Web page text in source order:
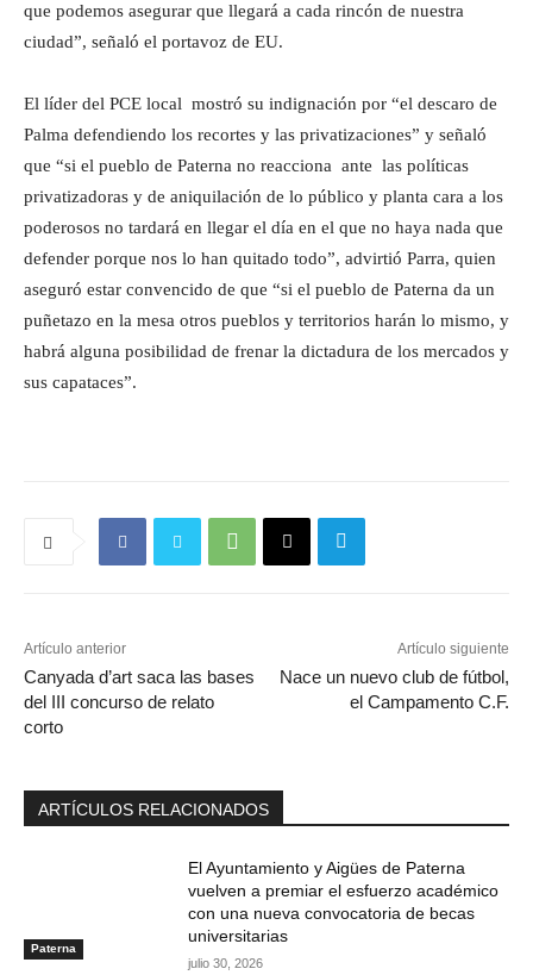
que podemos asegurar que llegará a cada rincón de nuestra
ciudad”, señaló el portavoz de EU.
El líder del PCE local mostró su indignación por “el descaro de
Palma defendiendo los recortes y las privatizaciones” y señaló
que “si el pueblo de Paterna no reacciona ante las políticas
privatizadoras y de aniquilación de lo público y planta cara a los
poderosos no tardará en llegar el día en el que no haya nada que
defender porque nos lo han quitado todo”, advirtió Parra, quien
aseguró estar convencido de que “si el pueblo de Paterna da un
puñetazo en la mesa otros pueblos y territorios harán lo mismo, y
habrá alguna posibilidad de frenar la dictadura de los mercados y
sus capataces”.
Artículo anterior
Canyada d’art saca las bases
del III concurso de relato
corto
Artículo siguiente
Nace un nuevo club de fútbol,
el Campamento C.F.
ARTÍCULOS RELACIONADOS
Paterna
El Ayuntamiento y Aigües de Paterna
vuelven a premiar el esfuerzo académico
con una nueva convocatoria de becas
universitarias
julio 30, 2026